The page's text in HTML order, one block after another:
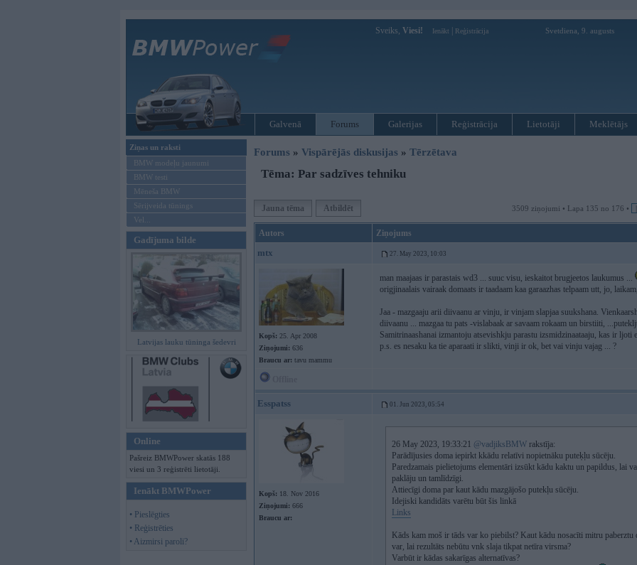
Sveiks, Viesi! Ienākt Reģistrācija Svetdiena, 9. augusts
Galvenā Forums Galerijas Reģistrācija Lietotāji Meklētājs
Ziņas un raksti
BMW modeļu jaunumi
BMW testi
Mēneša BMW
Sērijveida tūnings
Vel...
Gadījuma bilde
Latvijas lauku tūninga šedevri
Online
Pašreiz BMWPower skatās 188
viesi un 3 reģistrēti lietotāji.
Ienākt BMWPower
• Pieslēgties
• Reģistrēties
• Aizmirsi paroli?
Forums » Vispārējās diskusijas » Tērzētava
Tēma: Par sadzīves tehniku
Jauna tēma Atbildēt 3509 ziņojumi • Lapa 135 no 176 •
Autors Ziņojums
mtx 27. May 2023, 10:03
Kopš: 25. Apr 2008
Ziņojumi: 636
Braucu ar: tavu mammu
man maajaas ir parastais wd3 ... suuc visu, ieskaitot brugjeetos laukumus ...
origjinaalais vairaak domaats ir taadaam kaa garaazhas telpaam utt, jo,
Jaa - mazgaaju arii diivaanu ar vinju, ir vinjam slapjaa suukshana.
diivaanu ... mazgaa tu pats -vislabaak ar savaam rokaam un birstiiti,
Samitrinaashanai izmantoju atsevishkju parastu izsmidzinaataaju, kas ir
p.s. es nesaku ka tie aparaati ir slikti, vinji ir ok, bet vai vinju vajag ... ?
Esspatss 01. Jun 2023, 05:54
Kopš: 18. Nov 2016
Ziņojumi: 666
Braucu ar:
26 May 2023, 19:33:21 @vadjiksBMW rakstīja:
Parādījusies doma iepirkt kkādu relatīvi nopietnāku puteķļu sūcēju.
Paredzamais pielietojums elementāri izsūkt kādu kaktu un papildus, lai
paklāju un tamlīdzīgi.
Attiecīgi doma par kaut kādu mazgājošo putekļu sūcēju.
Idejiski kandidāts varētu būt šis linkā
Links
Kāds kam moš ir tāds var ko piebilst? Kaut kādu nosacīti mitru
var, lai rezultāts nebūtu vnk slaja tikpat netīra virsma?
Varbūt ir kādas sakarīgas alternatīvas?